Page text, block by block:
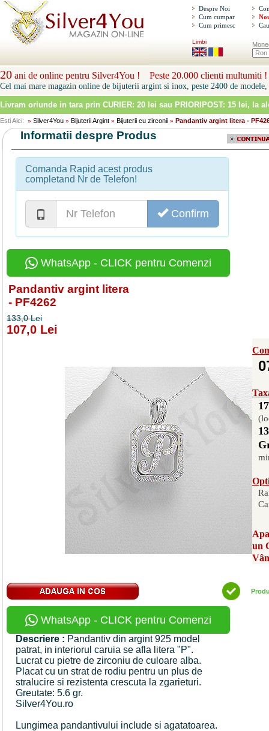
Despre Noi
Cum cumpar
Cum primesc
Limbi
20 ani de online pentru Silver4You ! Peste 20.000 clienti multumiti !
Cel mai mare magazin online de bijuterii argint si inox, peste 2400 de modele,
Livram oriunde in tara prin CURIER: 20 lei sau PRIORIPOST: 15 lei, la
Esti Aici: » Silver4You » Bijuterii Argint » Bijuterii cu zirconii » Pandantiv argint litera -
Informatii despre Produs
Comanda Rapid acest produs
completand Nr de Telefon!
Confirm
WhatsApp - CLICK pentru Comenzi
Pandantiv argint litera
- PF4262
133,0 Lei
107,0 Lei
un
WhatsApp - CLICK pentru Comenzi
Descriere : Pandantiv din argint 925 model
patrat, in interiorul caruia se afla litera "P".
Lucrat cu pietre de zirconiu de culoare alba.
Placat cu un strat de rodiu pentru un plus de
stralucire si rezistenta crescuta la zgarieturi.
Greutate: 5.6 gr.
Silver4You.ro
Lungimea pandantivului include si agatatoarea.